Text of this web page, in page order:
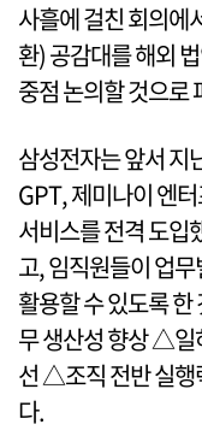
사흘에 걸친 회의에
환) 공감대를 해외
중점 논의할 것으로
삼성전자는 앞서 지
GPT, 제미나이 엔
서비스를 전격 도입
고, 임직원들이 업
활용할 수 있도록
무 생산성 향상 △
선 △조직 전반 실행
다.